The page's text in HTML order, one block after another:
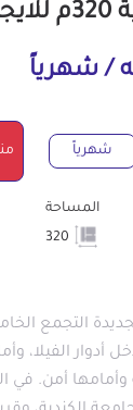
شهرياً
المساحة
التجمع
وأمامها أمن.